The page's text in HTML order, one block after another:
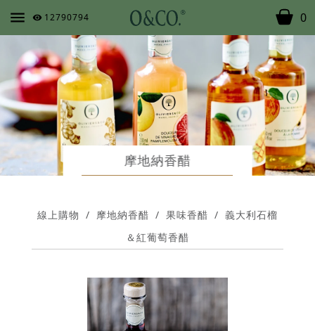
12790794 0
摩地納香醋
線上購物 / 摩地納香醋 / 果味香醋 / 義大利石榴
＆紅葡萄香醋